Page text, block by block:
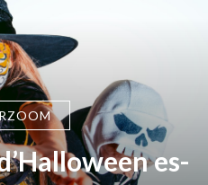
es-